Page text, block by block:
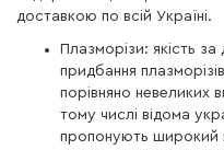
доставкою по всій Україні.
Плазморізи: якість
придбання
порівняно невеликих
тому числі відома
пропонують широкий